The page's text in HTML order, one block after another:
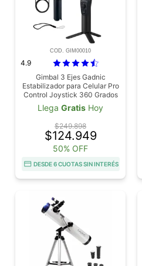
COD. GIM00010
4.9
Gimbal 3 Ejes Gadnic
Estabilizador para Celular Pro
Control Joystick 360 Grados
Llega Gratis Hoy
$249.898
$124.949
50% OFF
DESDE 6 CUOTAS SIN INTERÉS